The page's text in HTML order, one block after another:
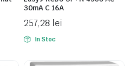
30mA C 16A
257,28 lei
In Stoc